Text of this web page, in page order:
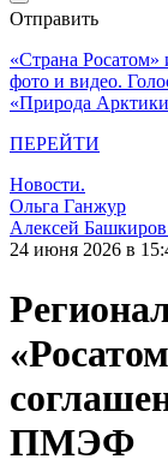
Отправить
«Страна Росатом»
фото и видео.
«Природа
ПЕРЕЙТИ
Новости.
Ольга Ганжур
Алексей
24 июня 2026 в
ПМЭФ